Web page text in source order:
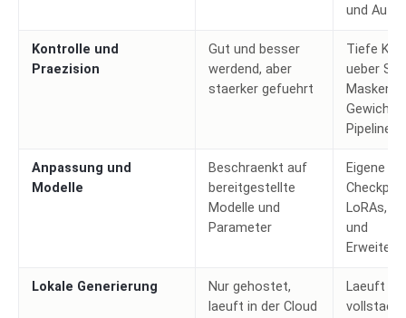
und
Kontrolle und
Praezision
Gut und besser
werdend, aber
staerker gefuehrt
Tiefe
ueber
Masken,
Gewichte
Pipelines
Anpassung und
Modelle
Beschraenkt auf
bereitgestellte
Modelle und
Parameter
Eigene
LoRAs,
und
Lokale Generierung
Nur gehostet,
laeuft in der Cloud
Laeuft